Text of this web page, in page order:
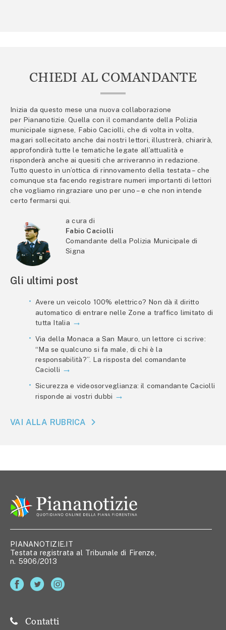
CHIEDI AL COMANDANTE
Inizia da questo mese una nuova collaborazione
per Piananotizie. Quella con il comandante della Polizia
municipale signese, Fabio Caciolli, che di volta in volta,
magari sollecitato anche dai nostri lettori, illustrerà, chiarirà,
approfondirà tutte le tematiche legate all’attualità e
risponderà anche ai quesiti che arriveranno in redazione.
Tutto questo in un’ottica di rinnovamento della testata – che
comunque sta facendo registrare numeri importanti di lettori
che vogliamo ringraziare uno per uno – e che non intende
certo fermarsi qui.
a cura di
Fabio Caciolli
Comandante della Polizia Municipale di
Signa
Gli ultimi post
Avere un veicolo 100% elettrico? Non dà il diritto
automatico di entrare nelle Zone a traffico limitato di
tutta Italia
Via della Monaca a San Mauro, un lettore ci scrive:
“Ma se qualcuno si fa male, di chi è la
responsabilità?”. La risposta del comandante
Caciolli
Sicurezza e videosorveglianza: il comandante Caciolli
risponde ai vostri dubbi
VAI ALLA RUBRICA
PIANANOTIZIE.IT
Testata registrata al Tribunale di Firenze,
n. 5906/2013
Contatti